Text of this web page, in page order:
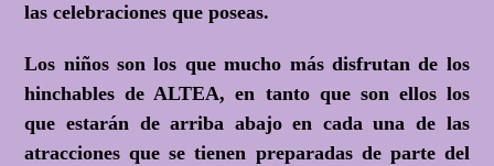
las celebraciones que poseas.
Los niños son los que mucho más disfrutan de los
hinchables de ALTEA, en tanto que son ellos los
que estarán de arriba abajo en cada una de las
atracciones que se tienen preparadas de parte del